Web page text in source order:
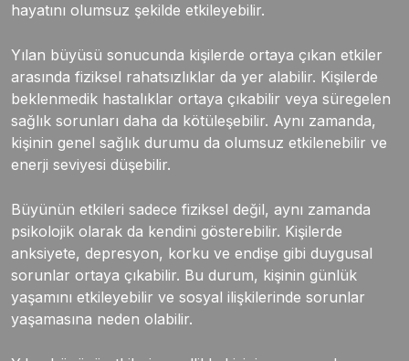
hayatını olumsuz şekilde etkileyebilir.
Yılan büyüsü sonucunda kişilerde ortaya çıkan etkiler
arasında fiziksel rahatsızlıklar da yer alabilir. Kişilerde
beklenmedik hastalıklar ortaya çıkabilir veya süregelen
sağlık sorunları daha da kötüleşebilir. Aynı zamanda,
kişinin genel sağlık durumu da olumsuz etkilenebilir ve
enerji seviyesi düşebilir.
Büyünün etkileri sadece fiziksel değil, aynı zamanda
psikolojik olarak da kendini gösterebilir. Kişilerde
anksiyete, depresyon, korku ve endişe gibi duygusal
sorunlar ortaya çıkabilir. Bu durum, kişinin günlük
yaşamını etkileyebilir ve sosyal ilişkilerinde sorunlar
yaşamasına neden olabilir.